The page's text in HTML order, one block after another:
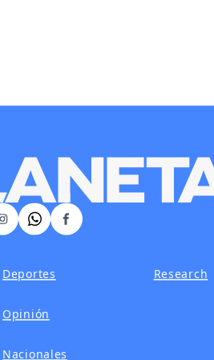
𝕏 Facebook
Instagram
Deportes
Opinión
Nacionales
Research